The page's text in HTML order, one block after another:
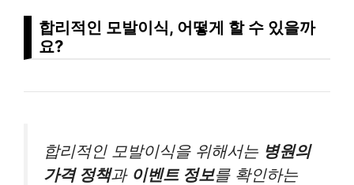
합리적인 모발이식, 어떻게 할 수 있을까
요?
합리적인 모발이식을 위해서는 병원의
가격 정책과 이벤트 정보를 확인하는